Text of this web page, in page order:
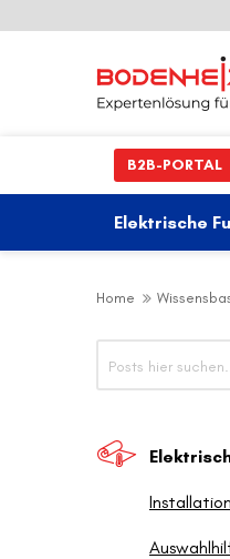
B2B-PORTAL
Elektrische
Home